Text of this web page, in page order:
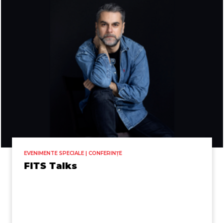
EVENIMENTE SPECIALE | CONFERINȚE
FITS Talks